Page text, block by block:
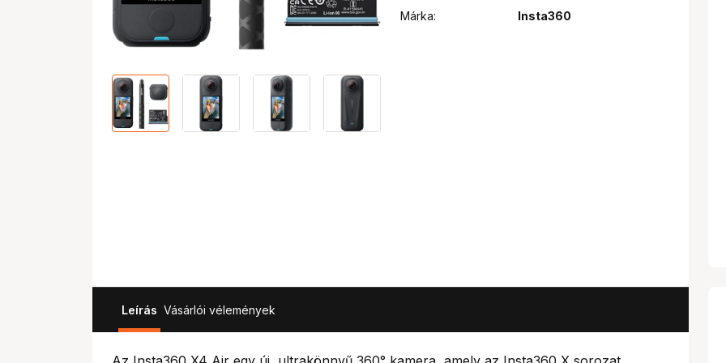
Márka:
Insta360
Leírás Vásárlói vélemények